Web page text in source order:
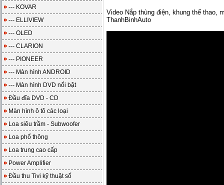
--- KOVAR
--- ELLIVIEW
--- OLED
--- CLARION
--- PIONEER
--- Màn hình ANDROID
--- Màn hình DVD nổi bật
Đầu đĩa DVD - CD
Màn hình ô tô các loại
Loa siêu trầm - Subwoofer
Loa phổ thông
Loa trung cao cấp
Power Amplifier
Đầu thu Tivi kỹ thuật số
Video Nắp thùng điện, khung thể thao,
ThanhBinhAuto